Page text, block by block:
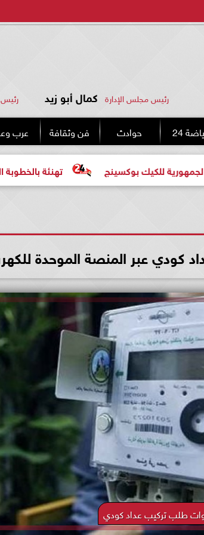
رئيس مجلس الإدارة كمال أبو زيد رئيس
24 حوادث فن وثقافة عرب
تهنئة بالخطوبة السعيدة.. بوكسينج
عبر المنصة الموحدة
طلب تركيب عداد كودي